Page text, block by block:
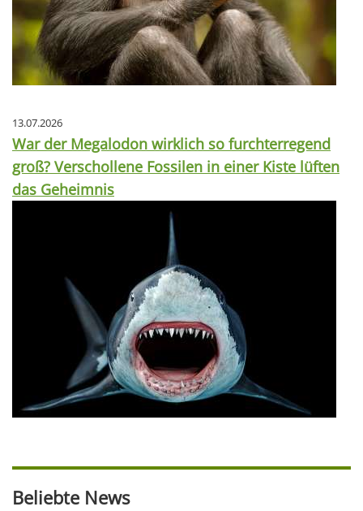
13.07.2026
War der Megalodon wirklich so furchterregend
groß? Verschollene Fossilen in einer Kiste lüften
das Geheimnis
Beliebte News